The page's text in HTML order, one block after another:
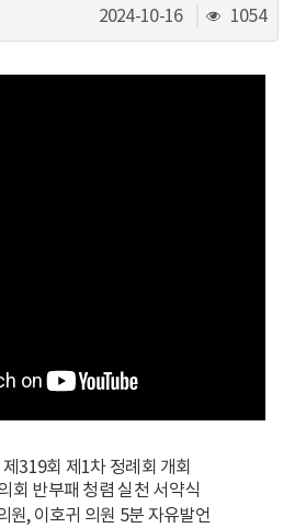
2024-10-16
조
회
1054
319회 제1차 정례회 개회
회 반부패 청렴 실천 서약식
원, 이호귀 의원 5분 자유발언